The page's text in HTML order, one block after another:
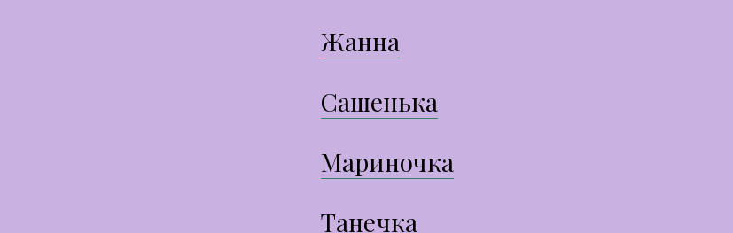
Жанна
Сашенька
Мариночка
Танечка